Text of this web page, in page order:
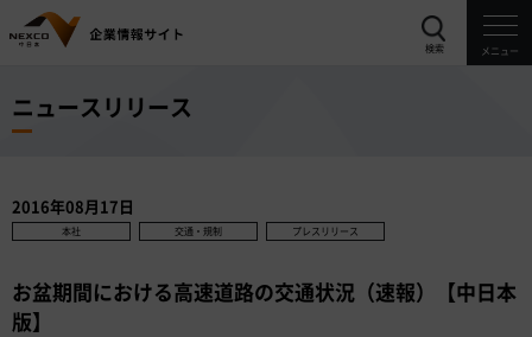
検索 メニュー
ニュースリリース
2016年08月17日
本社 交通・規制 プレスリリース
お盆期間における高速道路の交通状況（速報）【中日本
版】